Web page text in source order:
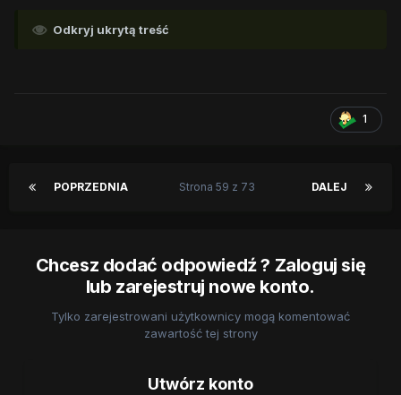
Odkryj ukrytą treść
1
POPRZEDNIA DALEJ
Strona 59 z 73
Chcesz dodać odpowiedź ? Zaloguj się
lub zarejestruj nowe konto.
Tylko zarejestrowani użytkownicy mogą komentować
zawartość tej strony
Utwórz konto